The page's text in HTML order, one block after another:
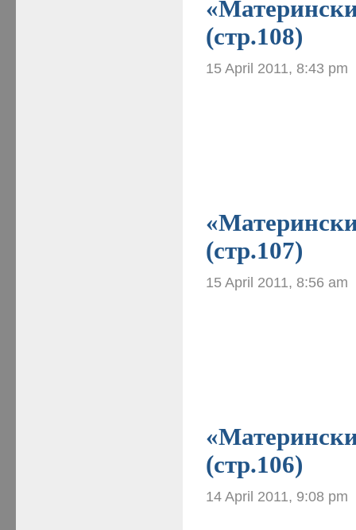
(стр.108)
15 April 2011, 8:43 pm
(стр.107)
15 April 2011, 8:56 am
(стр.106)
14 April 2011, 9:08 pm